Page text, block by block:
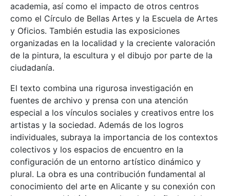
academia, así como el impacto de otros centros
como el Círculo de Bellas Artes y la Escuela de Artes
y Oficios. También estudia las exposiciones
organizadas en la localidad y la creciente valoración
de la pintura, la escultura y el dibujo por parte de la
ciudadanía.
El texto combina una rigurosa investigación en
fuentes de archivo y prensa con una atención
especial a los vínculos sociales y creativos entre los
artistas y la sociedad. Además de los logros
individuales, subraya la importancia de los contextos
colectivos y los espacios de encuentro en la
configuración de un entorno artístico dinámico y
plural. La obra es una contribución fundamental al
conocimiento del arte en Alicante y su conexión con